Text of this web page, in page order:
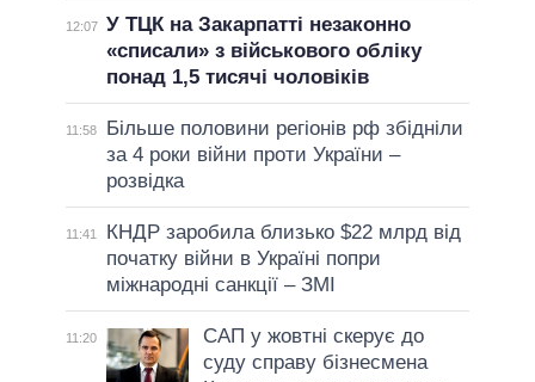
12:07 У ТЦК на Закарпатті незаконно
«списали» з військового обліку
понад 1,5 тисячі чоловіків
11:58
Більше половини регіонів рф збідніли
за 4 роки війни проти України –
розвідка
11:41
КНДР заробила близько $22 млрд від
початку війни в Україні попри
міжнародні санкції – ЗМІ
11:20
САП у жовтні скерує до
суду справу бізнесмена